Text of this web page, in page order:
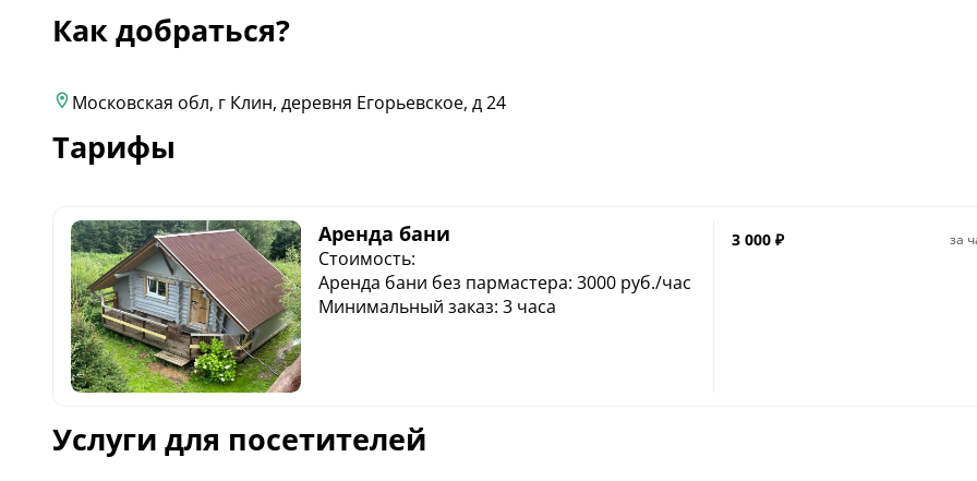
Как добраться?
Московская обл, г Клин, деревня Егорьевское, д 24
Тарифы
Аренда бани
Стоимость:
Аренда бани без пармастера: 3000 руб./час
Минимальный заказ: 3 часа
3 000 ₽ за
Услуги для посетителей